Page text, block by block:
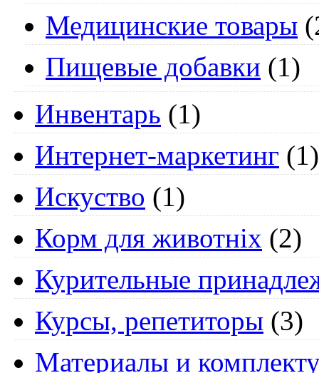
Медицинские товары
Пищевые добавки (1)
Инвентарь (1)
Интернет-маркетинг (1)
Искуство (1)
Корм для животніх (2)
Курительные
Курсы, репетиторы (3)
Материалы и